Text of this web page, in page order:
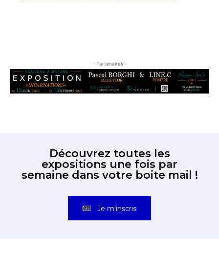
- Partenaires -
Découvrez toutes les
expositions une fois par
semaine dans votre boite mail !
Je m'inscris